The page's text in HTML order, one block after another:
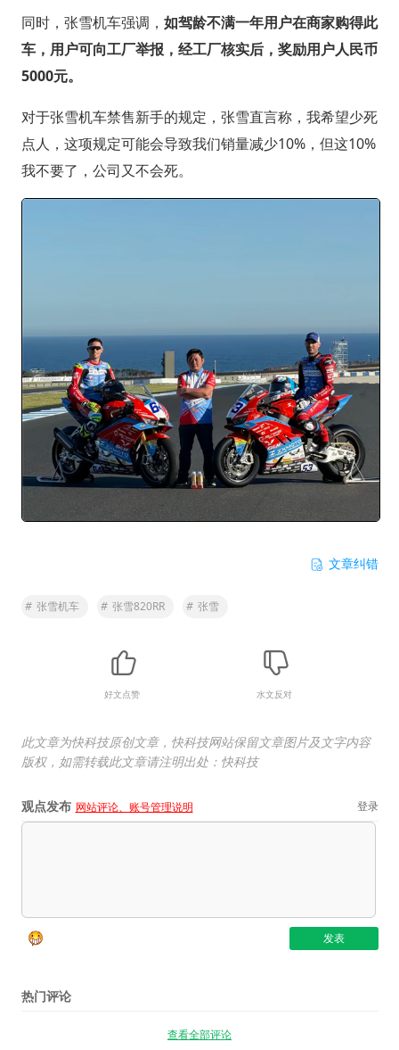
同时，张雪机车强调， 如驾龄不满一年用户在商家购得此
车，用户可向工厂举报，经工厂核实后，奖励用户人民币
5000元。
对于张雪机车禁售新手的规定，张雪直言称，我希望少死
点人，这项规定可能会导致我们销量减少10%，但这10%
我不要了，公司又不会死。
文章纠错
# 张雪机车 # 张雪820RR # 张雪
好文点赞 水文反对
此文章为快科技原创文章，快科技网站保留文章图片及文字内容
版权，如需转载此文章请注明出处：快科技
观点发布 网站评论、账号管理说明 登录
热门评论
查看全部评论